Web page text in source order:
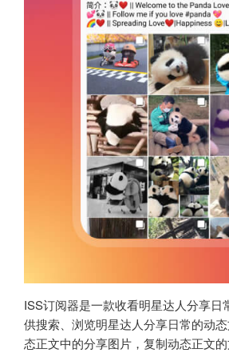
ISS订阅器是一款收看明星达人分享日
供搜索、浏览明星达人分享日常的动
态正文中的分享图片，复制动态正文的